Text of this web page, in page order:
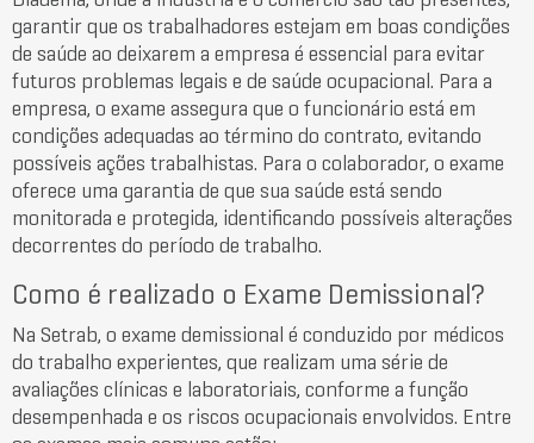
garantir que os trabalhadores estejam em boas condições
de saúde ao deixarem a empresa é essencial para evitar
futuros problemas legais e de saúde ocupacional. Para a
empresa, o exame assegura que o funcionário está em
condições adequadas ao término do contrato, evitando
possíveis ações trabalhistas. Para o colaborador, o exame
oferece uma garantia de que sua saúde está sendo
monitorada e protegida, identificando possíveis alterações
decorrentes do período de trabalho.
Como é realizado o Exame Demissional?
Na Setrab, o exame demissional é conduzido por médicos
do trabalho experientes, que realizam uma série de
avaliações clínicas e laboratoriais, conforme a função
desempenhada e os riscos ocupacionais envolvidos. Entre